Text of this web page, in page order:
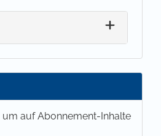
um auf Abonnement-Inhalte